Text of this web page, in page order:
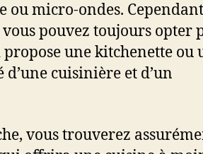
micro-ondes.
pouvez toujours opter
une kitchenette ou
cuisinière et d’un
vous trouverez